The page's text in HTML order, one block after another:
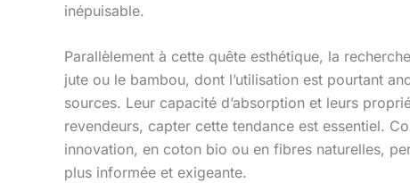
inépuisable.
Parallèlement à cette quête esthétique, la
jute ou le bambou, dont l’utilisation est pourtant
sources. Leur capacité d’absorption et leurs
revendeurs, capter cette tendance est essentiel.
innovation, en coton bio ou en fibres naturelles,
plus informée et exigeante.